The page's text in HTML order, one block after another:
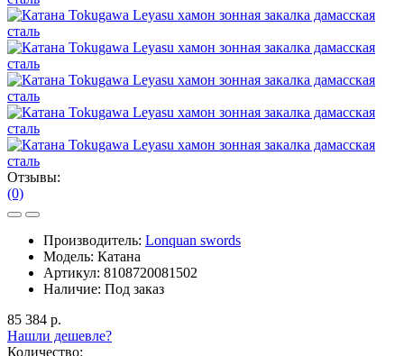
Отзывы:
(0)
Производитель: Lonquan swords
Модель: Катана
Артикул: 8108720081502
Наличие: Под заказ
85 384 р.
Нашли дешевле?
Количество: